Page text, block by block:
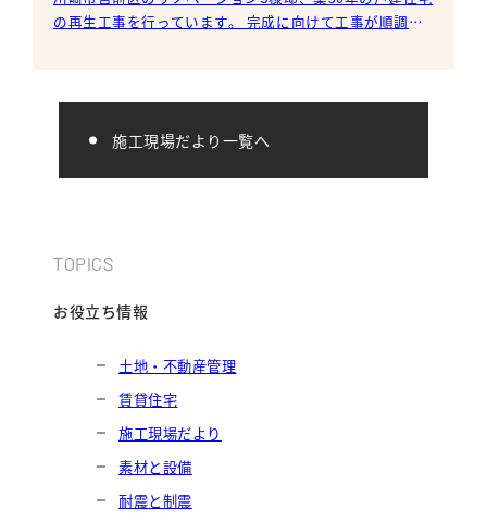
の再生工事を行っています。 完成に向けて工事が順調に
施工現場だより一覧へ
TOPICS
お役立ち情報
土地・不動産管理
賃貸住宅
施工現場だより
素材と設備
耐震と制震